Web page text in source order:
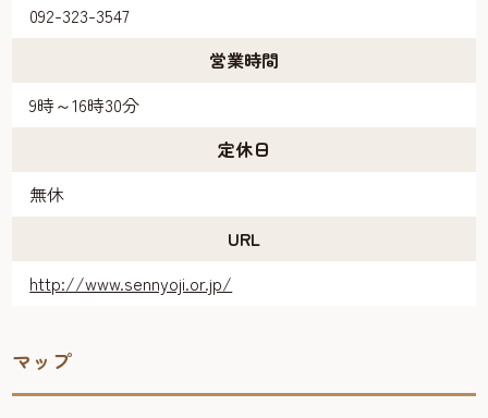
092-323-3547
営業時間
9時～16時30分
定休日
無休
URL
http://www.sennyoji.or.jp/
マップ